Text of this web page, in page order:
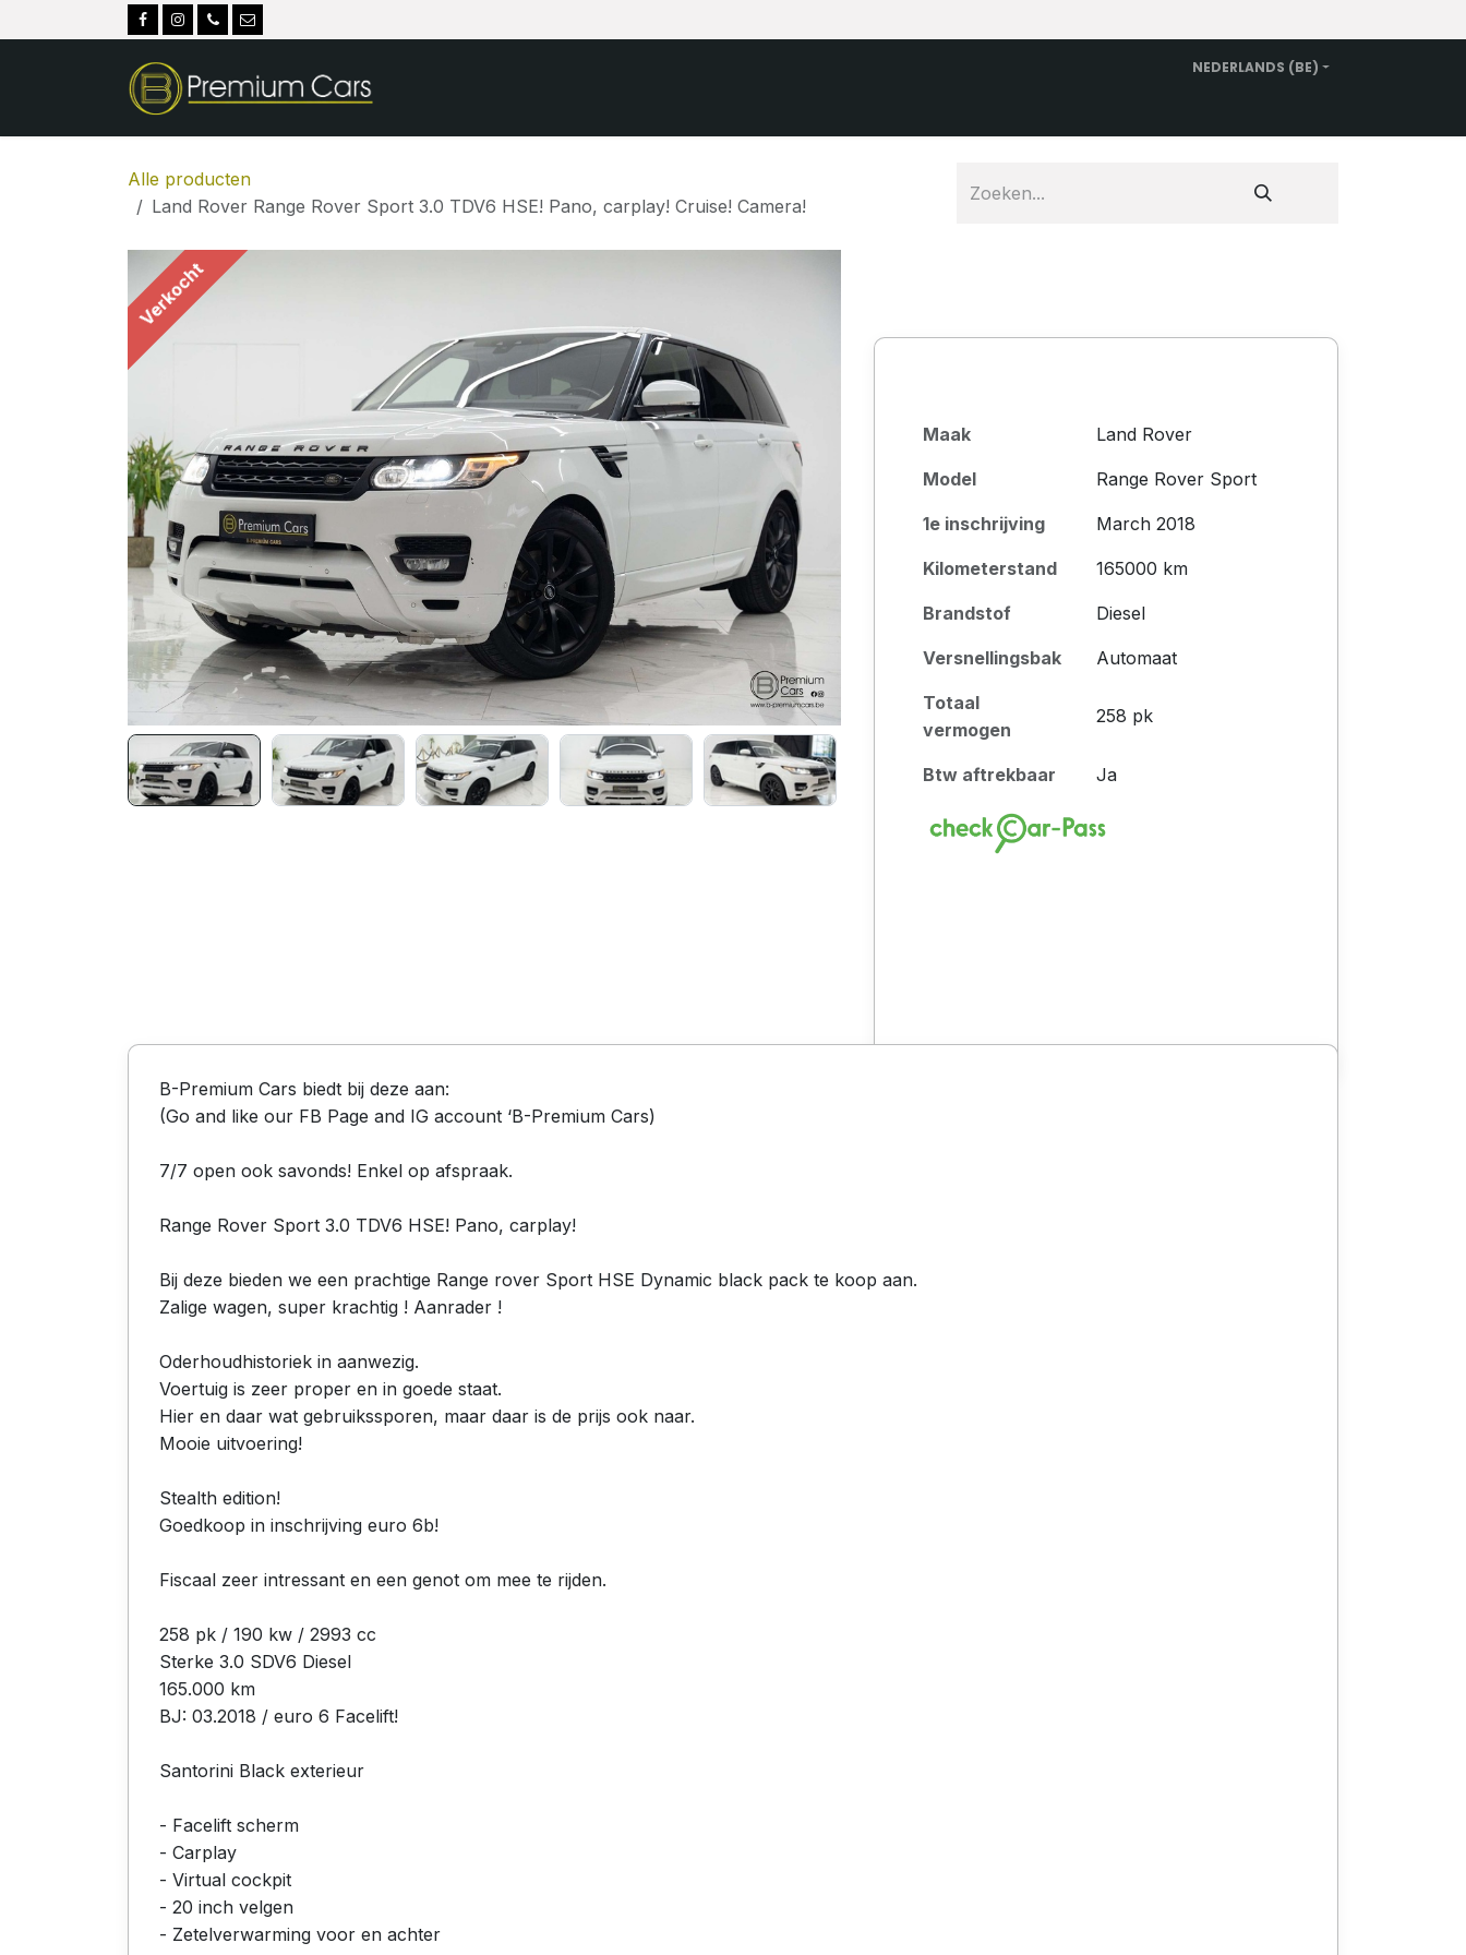
Overslaan naar inhoud
NEDERLANDS (BE)
Alle producten
Land Rover Range Rover Sport 3.0 TDV6 HSE! Pano, carplay! Cruise! Camera!
Verkocht
Maak Land Rover
Model Range Rover Sport
1e inschrijving March 2018
Kilometerstand 165000 km
Brandstof Diesel
Versnellingsbak Automaat
Totaal
vermogen
258 pk
Btw aftrekbaar Ja
B-Premium Cars biedt bij deze aan:
(Go and like our FB Page and IG account ‘B-Premium Cars)
7/7 open ook savonds! Enkel op afspraak.
Range Rover Sport 3.0 TDV6 HSE! Pano, carplay!
Bij deze bieden we een prachtige Range rover Sport HSE Dynamic black pack te koop aan.
Zalige wagen, super krachtig ! Aanrader !
Oderhoudhistoriek in aanwezig.
Voertuig is zeer proper en in goede staat.
Hier en daar wat gebruikssporen, maar daar is de prijs ook naar.
Mooie uitvoering!
Stealth edition!
Goedkoop in inschrijving euro 6b!
Fiscaal zeer intressant en een genot om mee te rijden.
258 pk / 190 kw / 2993 cc
Sterke 3.0 SDV6 Diesel
165.000 km
BJ: 03.2018 / euro 6 Facelift!
Santorini Black exterieur
- Facelift scherm
- Carplay
- Virtual cockpit
- 20 inch velgen
- Zetelverwarming voor en achter